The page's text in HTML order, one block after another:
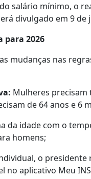
salário mínimo, o
divulgado em 9 de
para 2026
mudanças nas
Mulheres precisam
de 64 anos e 6
da idade com o
homens;
o
no aplicativo Meu